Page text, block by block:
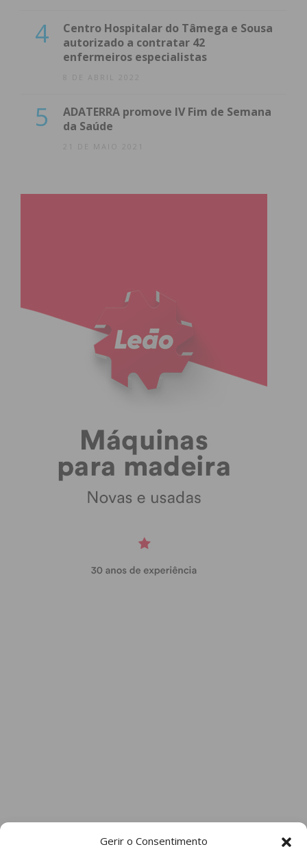
Gerir o Consentimento
4
Centro Hospitalar do Tâmega e Sousa
autorizado a contratar 42
enfermeiros especialistas
8 DE ABRIL 2022
5
ADATERRA promove IV Fim de Semana
da Saúde
21 DE MAIO 2021